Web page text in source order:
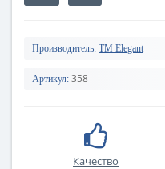
Производитель: TM Elegant
Артикул: 358
Качество